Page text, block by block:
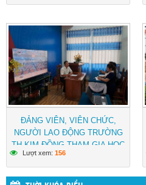
ĐẢNG VIÊN, VIÊN CHỨC,
NGƯỜI LAO ĐỘNG TRƯỜNG
TH KIM ĐỒNG THAM GIA HỌC
TẬP NGHỊ QUYẾT CỦA ĐẢNG
Lượt xem: 156